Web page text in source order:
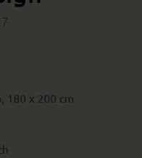
Wohnbeispiel
180 x 200 cm